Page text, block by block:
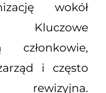
wokół
Kluczowe
członkowie,
i często